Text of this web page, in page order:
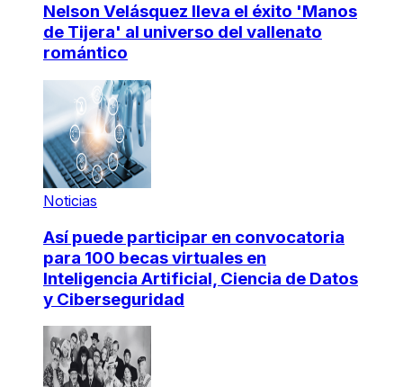
Nelson Velásquez lleva el éxito 'Manos
de Tijera' al universo del vallenato
romántico
Noticias
Así puede participar en convocatoria
para 100 becas virtuales en
Inteligencia Artificial, Ciencia de Datos
y Ciberseguridad